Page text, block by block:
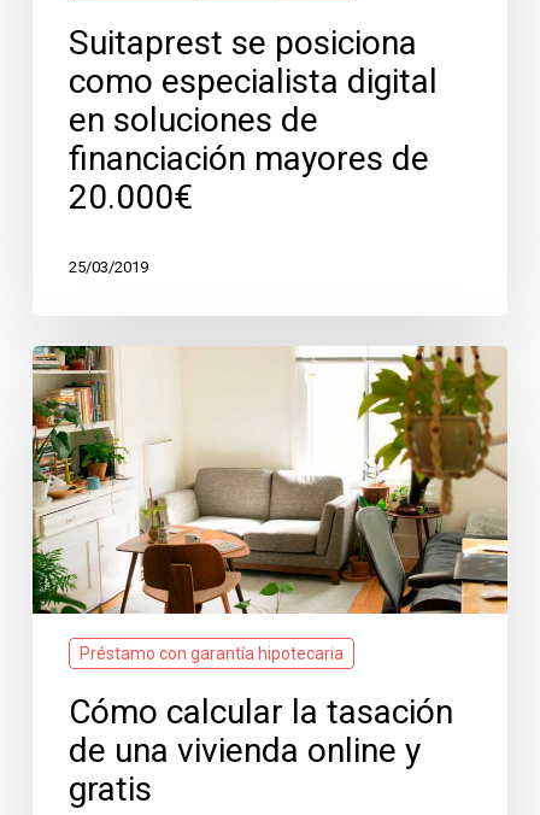
Suitaprest se posiciona
como especialista digital
en soluciones de
financiación mayores de
20.000€
25/03/2019
Cómo
calcular
la
tasación
de
una
vivienda
online
y
gratis
Préstamo con garantía hipotecaria
Cómo calcular la tasación
de una vivienda online y
gratis